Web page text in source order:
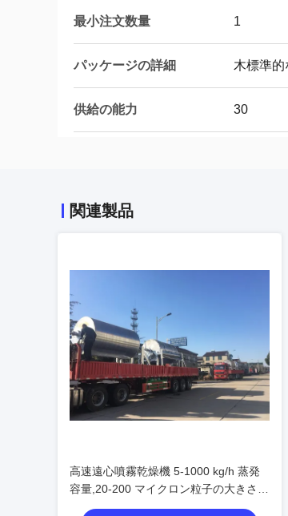
最小注文数量 1
パッケージの詳細 木標準
供給の能力 30
関連製品
高速遠心噴霧乾燥機 5-1000 kg/h 蒸発
容量,20-200 マイクロン粒子の大きさ,
出口温度80°C-120°C